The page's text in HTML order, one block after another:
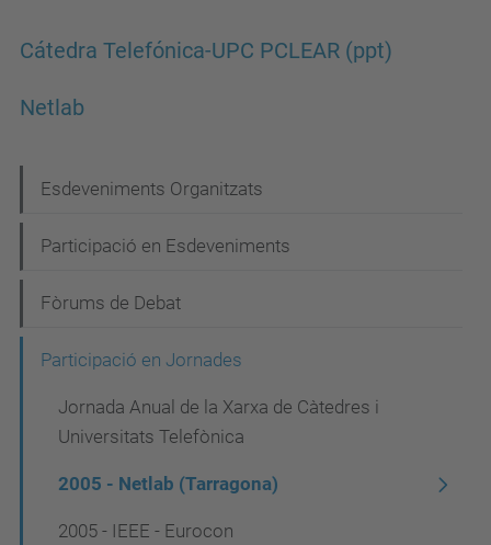
Cátedra Telefónica-UPC PCLEAR (ppt)
Netlab
a
v
g
Esdeveniments Organitzats
Participació en Esdeveniments
Fòrums de Debat
Participació en Jornades
Jornada Anual de la Xarxa de Càtedres i
Universitats Telefònica
2005 - Netlab (Tarragona)
2005 - IEEE - Eurocon